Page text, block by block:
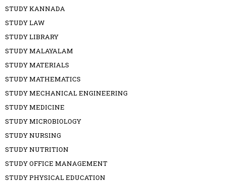
STUDY KANNADA
STUDY LAW
STUDY LIBRARY
STUDY MALAYALAM
STUDY MATERIALS
STUDY MATHEMATICS
STUDY MECHANICAL ENGINEERING
STUDY MEDICINE
STUDY MICROBIOLOGY
STUDY NURSING
STUDY NUTRITION
STUDY OFFICE MANAGEMENT
STUDY PHYSICAL EDUCATION